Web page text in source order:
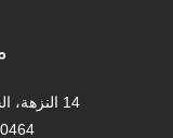
14 النزهة، الجولف، مدينة نصر، محافظة القاهرة‬